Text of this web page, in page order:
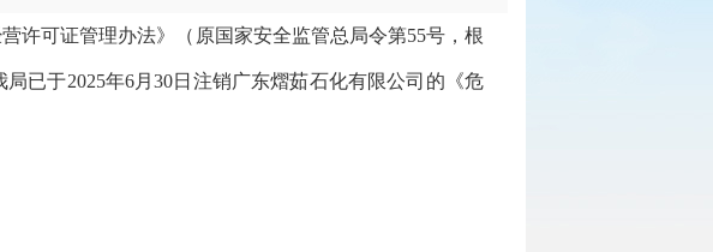
可证管理办法》（原国家安全监管总局令第55号，根
已于2025年6月30日注销广东熠茹石化有限公司的《危